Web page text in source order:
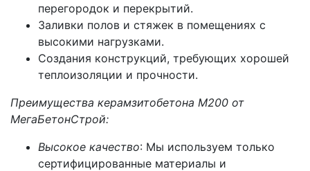
перегородок и перекрытий.
Заливки полов и стяжек в помещениях с
высокими нагрузками.
Создания конструкций, требующих хорошей
теплоизоляции и прочности.
Преимущества керамзитобетона М200 от
МегаБетонСтрой:
Высокое качество: Мы используем только
сертифицированные материалы и